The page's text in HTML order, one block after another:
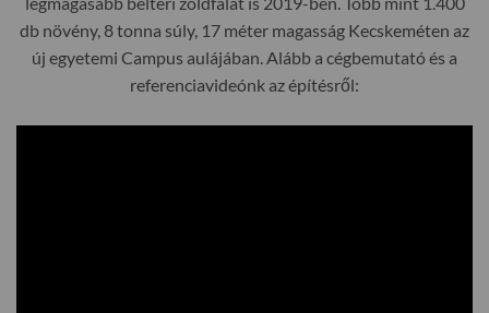
db növény, 8 tonna súly, 17 méter magasság Kecskeméten az
új egyetemi Campus aulájában. Alább a cégbemutató és a
referenciavideónk az építésről: